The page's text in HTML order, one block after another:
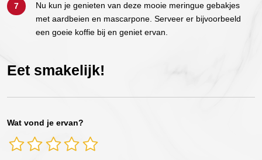
Nu kun je genieten van deze mooie meringue gebakjes
met aardbeien en mascarpone. Serveer er bijvoorbeeld
een goeie koffie bij en geniet ervan.
Eet smakelijk!
Wat vond je ervan?